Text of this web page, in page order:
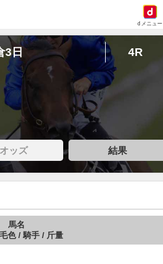
dメニュー
3日 4R
オッズ 結果
馬名
色 / 騎手 / 斤量